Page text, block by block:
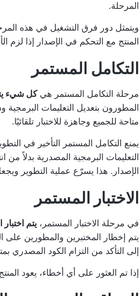
المرحلة.
ويتمثل دور فرق التشغيل في هذه
المنتج مع التحكم في الإصدار إذا لزم
التكامل المستمر
مرحلة التكامل المستمر هيكل شيء
المطورون بتعديل التعليمات
متاحة للجميع وجاهزة للاختبار تلقائيًا.
يمنع التكامل المستمر التأخير في
التعليمات البرمجية المصدرية بدلاً من
الإصدار. هذا يسرّع عملية التطوير
الاختبار المستمر
في مرحلة الاختبار المستمر، يتم
يتم إخطار المختبرين والمطورين على
إلى التأكد من التزام الكود المصدري
إذا تم العثور على أي أخطاء، يعود